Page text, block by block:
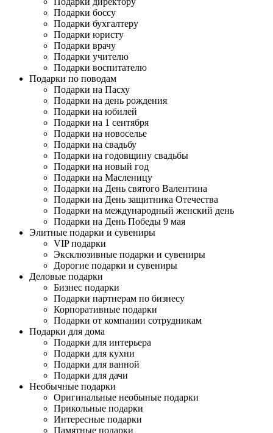
Подарки боссу
Подарки бухгалтеру
Подарки юристу
Подарки врачу
Подарки учителю
Подарки воспитателю
Подарки по поводам
Подарки на Пасху
Подарки на день рождения
Подарки на юбилей
Подарки на 1 сентября
Подарки на новоселье
Подарки на свадьбу
Подарки на годовщину свадьбы
Подарки на новый год
Подарки на Масленицу
Подарки на День святого Валентина
Подарки на День защитника Отечества
Подарки на международный женский день
Подарки на День Победы 9 мая
Элитные подарки и сувениры
VIP подарки
Эксклюзивные подарки и сувениры
Дорогие подарки и сувениры
Деловые подарки
Бизнес подарки
Подарки партнерам по бизнесу
Корпоративные подарки
Подарки от компании сотрудникам
Подарки для дома
Подарки для интерьера
Подарки для кухни
Подарки для ванной
Подарки для дачи
Необычные подарки
Оригинальные необыные подарки
Прикольные подарки
Интересные подарки
Памятные подарки